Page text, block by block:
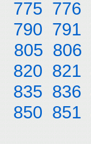
775 776
790 791
805 806
820 821
835 836
850 851